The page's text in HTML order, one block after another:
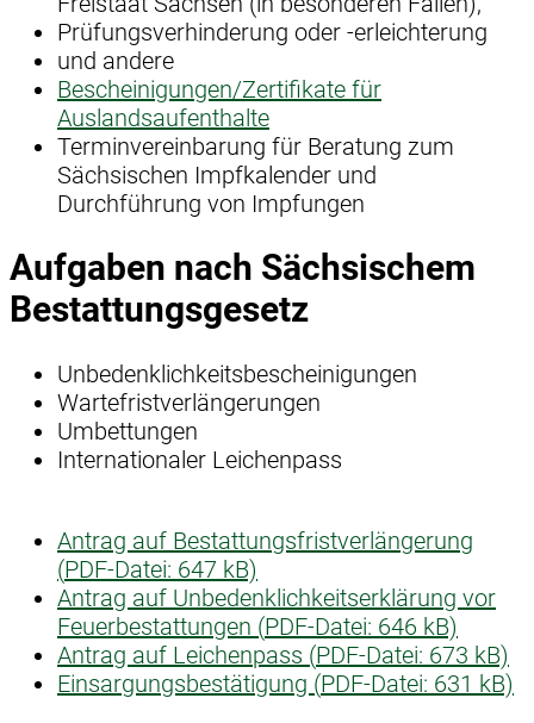
Prüfungsverhinderung oder -erleichterung
und andere
Bescheinigungen/Zertifikate für
Auslandsaufenthalte
Terminvereinbarung für Beratung zum
Sächsischen Impfkalender und
Durchführung von Impfungen
Aufgaben nach Sächsischem
Bestattungsgesetz
Unbedenklichkeitsbescheinigungen
Wartefristverlängerungen
Umbettungen
Internationaler Leichenpass
Antrag auf Bestattungsfristverlängerung
(PDF-Datei: 647 kB)
Antrag auf Unbedenklichkeitserklärung vor
Feuerbestattungen (PDF-Datei: 646 kB)
Antrag auf Leichenpass (PDF-Datei: 673 kB)
Einsargungsbestätigung (PDF-Datei: 631 kB)